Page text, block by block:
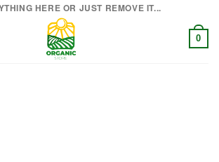
HERE OR JUST REMOVE IT...
0